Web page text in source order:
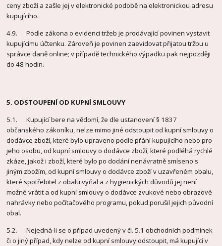
ceny zboží a zašle jej v elektronické podobě na elektronickou adresu
kupujícího.
4.9. Podle zákona o evidenci tržeb je prodávající povinen vystavit
kupujícímu účtenku. Zároveň je povinen zaevidovat přijatou tržbu u
správce daně online; v případě technického výpadku pak nejpozději
do 48 hodin.
5. ODSTOUPENÍ OD KUPNÍ SMLOUVY
5.1. Kupující bere na vědomí, že dle ustanovení § 1837
občanského zákoníku, nelze mimo jiné odstoupit od kupní smlouvy o
dodávce zboží, které bylo upraveno podle přání kupujícího nebo pro
jeho osobu, od kupní smlouvy o dodávce zboží, které podléhá rychlé
zkáze, jakož i zboží, které bylo po dodání nenávratně smíseno s
jiným zbožím, od kupní smlouvy o dodávce zboží v uzavřeném obalu,
které spotřebitel z obalu vyňal a z hygienických důvodů jej není
možné vrátit a od kupní smlouvy o dodávce zvukové nebo obrazové
nahrávky nebo počítačového programu, pokud porušil jejich původní
obal.
5.2. Nejedná-li se o případ uvedený v čl. 5.1 obchodních podmínek
či o jiný případ, kdy nelze od kupní smlouvy odstoupit, má kupující v